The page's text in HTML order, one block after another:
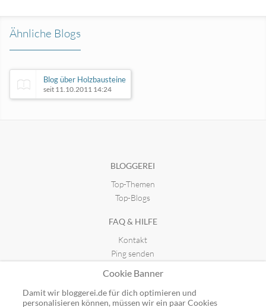
Ähnliche Blogs
Blog über Holzbausteine
seit 11.10.2011 14:24
Technoloki - Gaming News
Kindererziehung - für Eltern
BLOGGEREI
Top-Themen
Top-Blogs
FAQ & HILFE
Kontakt
Ping senden
GUTSCHEINE
Cookie Banner
Damit wir bloggerei.de für dich optimieren und
personalisieren können, müssen wir ein paar Cookies